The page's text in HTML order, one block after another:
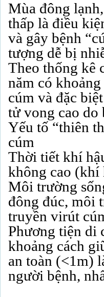
Mùa đông
thấp là điều
và gây bệnh
tượng dễ bị
Theo thống kê
năm có
cúm và đặc
tử vong cao do
Yếu tố “thiên
cúm
Thời tiết khí
không cao (khí
Môi trường
đông đúc, môi
truyền virút
Phương tiện di
khoảng cách
an toàn (<1m)
người bệnh,